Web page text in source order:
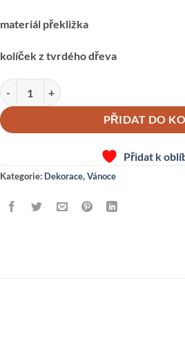
materiál překližka
kolíček z tvrdého dřeva
andílek-žlutý na kolíčku množství
PŘIDAT DO
Přidat k
Kategorie: Dekorace,Vánoce